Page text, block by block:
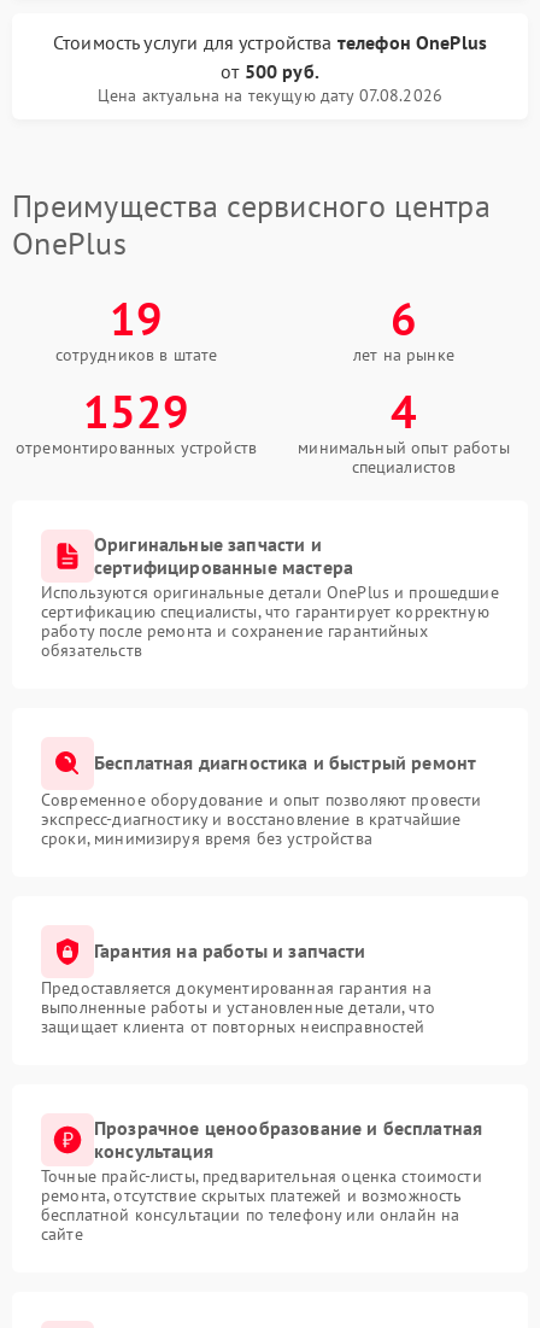
Стоимость услуги для устройства телефон OnePlus
от 500 руб.
Цена актуальна на текущую дату 07.08.2026
Преимущества сервисного центра
OnePlus
19
сотрудников в штате
6
лет на рынке
1529
отремонтированных устройств
4
минимальный опыт работы
специалистов
Оригинальные запчасти и
сертифицированные мастера
Используются оригинальные детали OnePlus и прошедшие
сертификацию специалисты, что гарантирует корректную
работу после ремонта и сохранение гарантийных
обязательств
Бесплатная диагностика и быстрый ремонт
Современное оборудование и опыт позволяют провести
экспресс-диагностику и восстановление в кратчайшие
сроки, минимизируя время без устройства
Гарантия на работы и запчасти
Предоставляется документированная гарантия на
выполненные работы и установленные детали, что
защищает клиента от повторных неисправностей
Прозрачное ценообразование и бесплатная
консультация
Точные прайс-листы, предварительная оценка стоимости
ремонта, отсутствие скрытых платежей и возможность
бесплатной консультации по телефону или онлайн на
сайте